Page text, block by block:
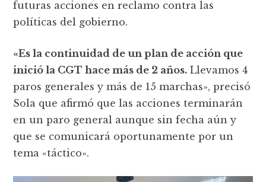
futuras acciones en reclamo contra las
políticas del gobierno.
«Es la continuidad de un plan de acción que
inició la CGT hace más de 2 años. Llevamos 4
paros generales y más de 15 marchas», precisó
Sola que afirmó que las acciones terminarán
en un paro general aunque sin fecha aún y
que se comunicará oportunamente por un
tema «táctico».